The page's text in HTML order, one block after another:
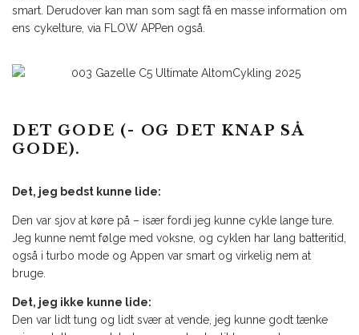
smart. Derudover kan man som sagt få en masse information om
ens cykelture, via FLOW APPen også.
DET GODE (- OG DET KNAP SÅ
GODE).
Det, jeg bedst kunne lide:
Den var sjov at køre på – især fordi jeg kunne cykle lange ture.
Jeg kunne nemt følge med voksne, og cyklen har lang batteritid,
også i turbo mode og Appen var smart og virkelig nem at
bruge.
Det, jeg ikke kunne lide:
Den var lidt tung og lidt svær at vende, jeg kunne godt tænke